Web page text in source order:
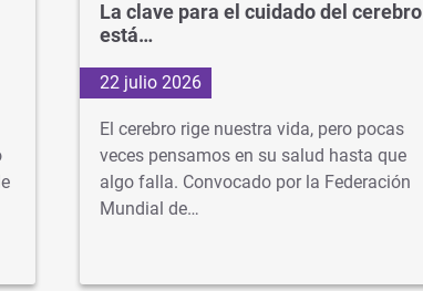
La clave para el cuidado del cerebro
está…
22 julio 2026
El cerebro rige nuestra vida, pero pocas
veces pensamos en su salud hasta que
algo falla. Convocado por la Federación
Mundial de…